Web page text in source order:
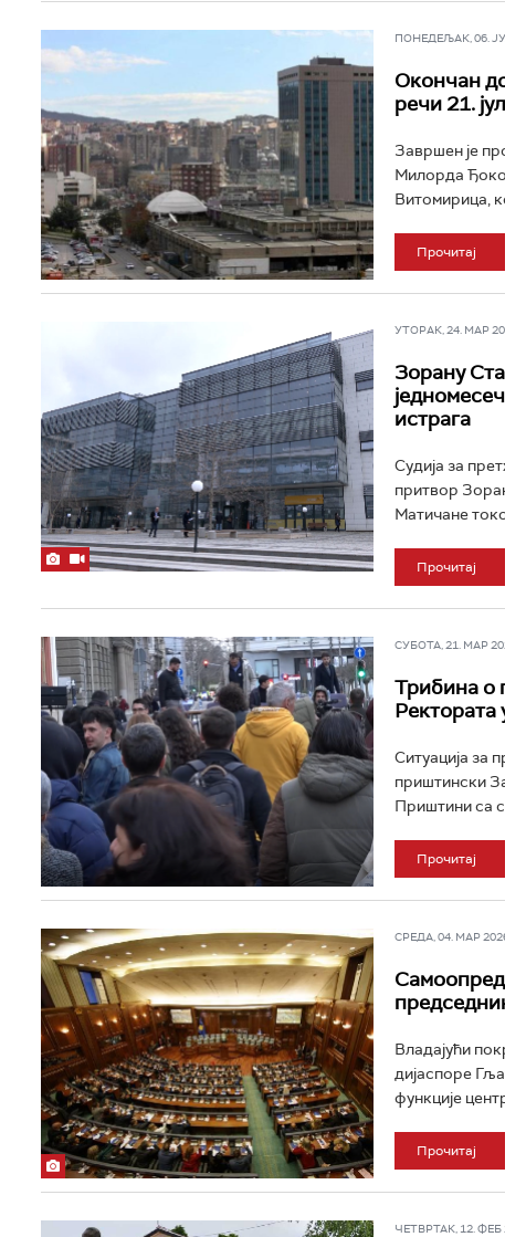
ПОНЕДЕЉАК, 06.
Окончан
речи 21.
Завршен је
Милорда
Витомирица,
Прочитај
УТОРАК, 24. МАР
Зорану
истрага
Судија за
притвор
Матичане
Прочитај
СУБОТА, 21. МАР
Трибина о
Ректората
Ситуација за
приштински
Приштини са
Прочитај
СРЕДА, 04. МАР
Владајући
дијаспоре
функције
Прочитај
ЧЕТВРТАК, 12. ФЕБ